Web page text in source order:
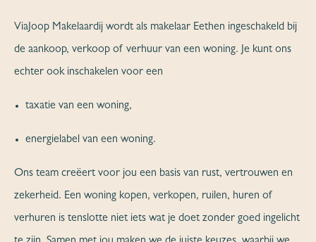
ViaJoop Makelaardij wordt als makelaar Eethen ingeschakeld bij
de aankoop, verkoop of verhuur van een woning. Je kunt ons
echter ook inschakelen voor een
taxatie van een woning,
energielabel van een woning.
Ons team creëert voor jou een basis van rust, vertrouwen en
zekerheid. Een woning kopen, verkopen, ruilen, huren of
verhuren is tenslotte niet iets wat je doet zonder goed ingelicht